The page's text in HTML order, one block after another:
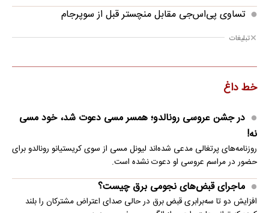
تساوی پی‌اس‌جی مقابل منچستر قبل از سوپرجام
تبلیغات
خط داغ
در جشن عروسی رونالدو؛ همسر مسی دعوت شد، خود مسی
نه!
روزنامه‌های پرتغالی مدعی شده‌اند لیونل مسی از سوی کریستیانو رونالدو برای
حضور در مراسم عروسی او دعوت نشده است.
ماجرای قبض‌های نجومی برق چیست؟
افزایش دو تا سه‌برابری قبض برق در حالی صدای اعتراض مشترکان را بلند